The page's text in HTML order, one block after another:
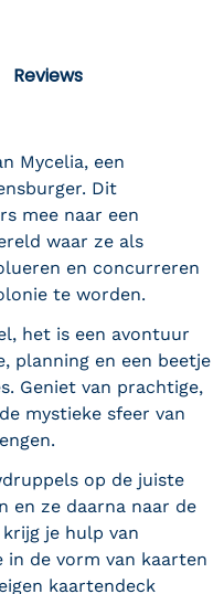
Reviews
Mycelia, een
Dit
mee naar een
waar ze als
en concurreren
te worden.
het is een avontuur
planning en een beetje
Geniet van prachtige,
mystieke sfeer van
op de juiste
en ze daarna naar de
je hulp van
in de vorm van kaarten
kaartendeck